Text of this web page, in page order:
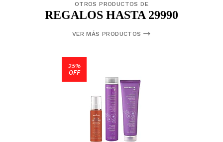
OTROS PRODUCTOS DE
REGALOS HASTA 29990
VER MÁS PRODUCTOS
25%
OFF